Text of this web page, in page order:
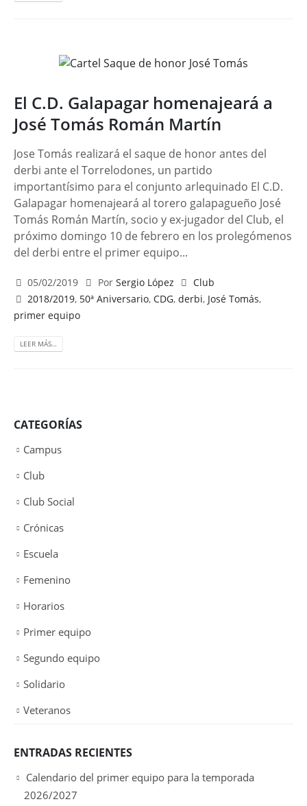
El C.D. Galapagar homenajeará a
José Tomás Román Martín
Jose Tomás realizará el saque de honor antes del
derbi ante el Torrelodones, un partido
importantísimo para el conjunto arlequinado El C.D.
Galapagar homenajeará al torero galapagueño José
Tomás Román Martín, socio y ex-jugador del Club, el
próximo domingo 10 de febrero en los prolegómenos
del derbi entre el primer equipo...
05/02/2019 Por Sergio López
Club
2018/2019, 50ª Aniversario,CDG,derbi, José Tomás,
primer equipo
LEER MÁS…
CATEGORÍAS
Campus
Club
Club Social
Crónicas
Escuela
Femenino
Horarios
Primer equipo
Segundo equipo
Solidario
Veteranos
ENTRADAS RECIENTES
Calendario del primer equipo para la temporada
2026/2027